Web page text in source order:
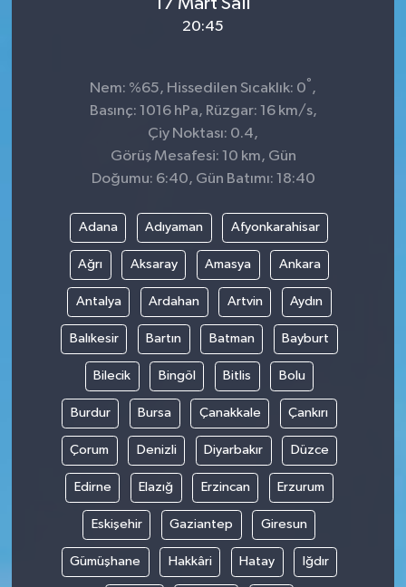
20:45
Nem: %65, Hissedilen Sıcaklık: 0° ,
Basınç: 1016 hPa, Rüzgar: 16 km/s,
Çiy Noktası: 0.4,
Görüş Mesafesi: 10 km, Gün
Doğumu: 6:40, Gün Batımı: 18:40
Adana Adıyaman Afyonkarahisar
Ağrı Aksaray Amasya Ankara
Antalya Ardahan Artvin Aydın
Balıkesir Bartın Batman Bayburt
Bilecik Bingöl Bitlis Bolu
Burdur Bursa Çanakkale Çankırı
Çorum Denizli Diyarbakır Düzce
Edirne Elazığ Erzincan Erzurum
Eskişehir Gaziantep Giresun
Gümüşhane Hakkâri Hatay Iğdır